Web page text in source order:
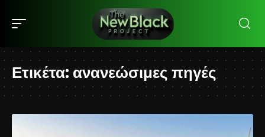
Ετικέτα: ανανεώσιμες πηγές